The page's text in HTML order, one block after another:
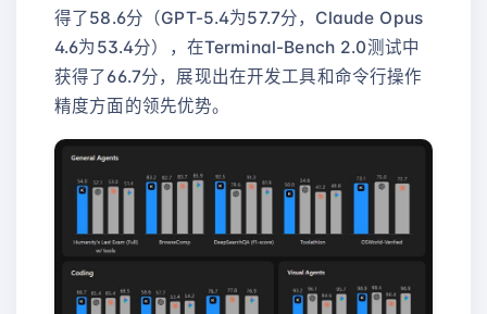
得了58.6分（GPT-5.4为57.7分，Claude Opus
4.6为53.4分），在Terminal-Bench 2.0测试中
获得了66.7分，展现出在开发工具和命令行操作
精度方面的领先优势。